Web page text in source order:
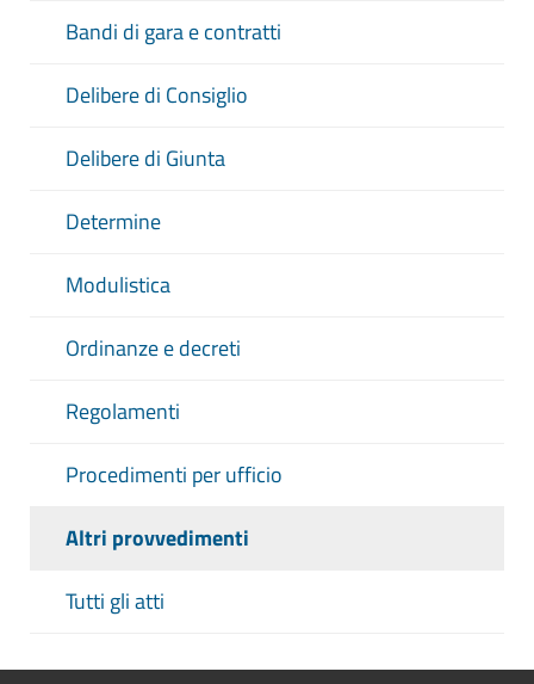
Bandi di gara e contratti
Delibere di Consiglio
Delibere di Giunta
Determine
Modulistica
Ordinanze e decreti
Regolamenti
Procedimenti per ufficio
Altri provvedimenti
Tutti gli atti